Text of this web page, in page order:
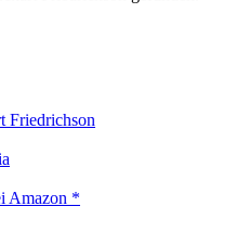
Friedrichson
Amazon *